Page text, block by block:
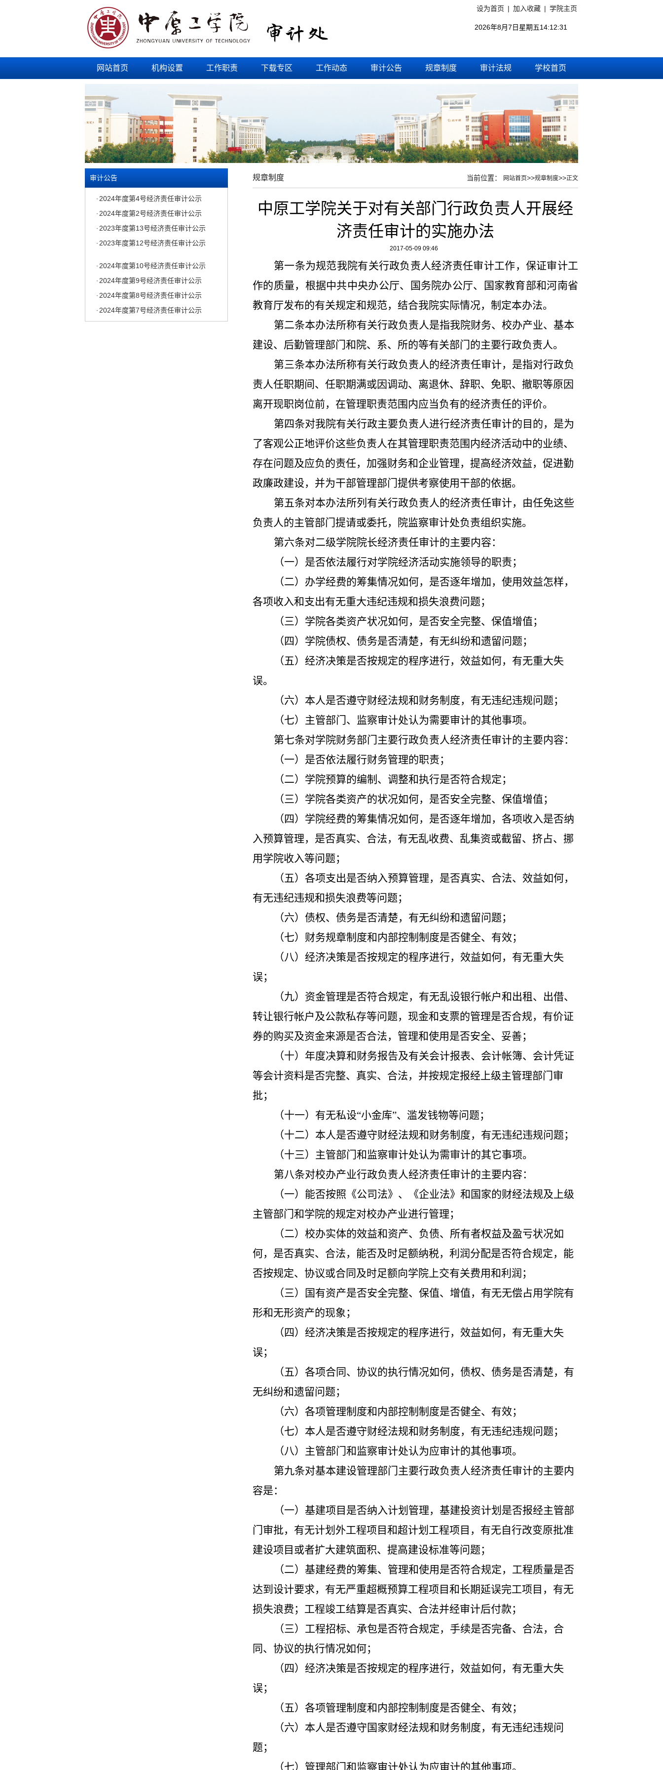
设为首页 | 加入收藏 | 学院主页
2026年8月7日星期五14:12:32
网站首页 机构设置 工作职责 下载专区 工作动态 审计公告 规章制度 审计法规 学校首页
审计公告
2024年度第10号经济责任审计公示
·2024年度第9号经济责任审计公示
2024年度第8号经济责任审计公示
2024年度第7号经济责任审计公示
·2024年度第6号经济责任审计公示
·2024年度第5号经济责任审计公示
·2024年度第4号经济责任审计公示
2024年度第2号经济责任审计公示
2023年度第13号经济责任审计公示
2023年度第12号经济责任审计公示
2024年度第10号经济责任审计公示
2024年度第9号经济责任审计公示
2024年度第8号经济责任审计公示
2024年度第7号经济责任审计公示
2024年度第6号经济责任审计公示
·2024年度第5号经济责任审计公示
规章制度 当前位置： 网站首页>>规章制度>>正文
中原工学院关于对有关部门行政负责人开展经
济责任审计的实施办法
2017-05-09 09:46
第一条为规范我院有关行政负责人经济责任审计工作，保证审计工
作的质量，根据中共中央办公厅、国务院办公厅、国家教育部和河南省
教育厅发布的有关规定和规范，结合我院实际情况，制定本办法。
第二条本办法所称有关行政负责人是指我院财务、校办产业、基本
建设、后勤管理部门和院、系、所的等有关部门的主要行政负责人。
第三条本办法所称有关行政负责人的经济责任审计，是指对行政负
责人任职期间、任职期满或因调动、离退休、辞职、免职、撤职等原因
离开现职岗位前，在管理职责范围内应当负有的经济责任的评价。
第四条对我院有关行政主要负责人进行经济责任审计的目的，是为
了客观公正地评价这些负责人在其管理职责范围内经济活动中的业绩、
存在问题及应负的责任，加强财务和企业管理，提高经济效益，促进勤
政廉政建设，并为干部管理部门提供考察使用干部的依据。
第五条对本办法所列有关行政负责人的经济责任审计，由任免这些
负责人的主管部门提请或委托，院监察审计处负责组织实施。
第六条对二级学院院长经济责任审计的主要内容：
（一）是否依法履行对学院经济活动实施领导的职责；
（二）办学经费的筹集情况如何，是否逐年增加，使用效益怎样，
各项收入和支出有无重大违纪违规和损失浪费问题；
（三）学院各类资产状况如何，是否安全完整、保值增值；
（四）学院债权、债务是否清楚，有无纠纷和遗留问题；
（五）经济决策是否按规定的程序进行，效益如何，有无重大失
误。
（六）本人是否遵守财经法规和财务制度，有无违纪违规问题；
（七）主管部门、监察审计处认为需要审计的其他事项。
第七条对学院财务部门主要行政负责人经济责任审计的主要内容：
（一）是否依法履行财务管理的职责；
（二）学院预算的编制、调整和执行是否符合规定；
（三）学院各类资产的状况如何，是否安全完整、保值增值；
（四）学院经费的筹集情况如何，是否逐年增加，各项收入是否纳
入预算管理，是否真实、合法，有无乱收费、乱集资或截留、挤占、挪
用学院收入等问题；
（五）各项支出是否纳入预算管理，是否真实、合法、效益如何，
有无违纪违规和损失浪费等问题；
（六）债权、债务是否清楚，有无纠纷和遗留问题；
（七）财务规章制度和内部控制制度是否健全、有效；
（八）经济决策是否按规定的程序进行，效益如何，有无重大失
误；
（九）资金管理是否符合规定，有无乱设银行帐户和出租、出借、
转让银行帐户及公款私存等问题，现金和支票的管理是否合规，有价证
券的购买及资金来源是否合法，管理和使用是否安全、妥善；
（十）年度决算和财务报告及有关会计报表、会计帐簿、会计凭证
等会计资料是否完整、真实、合法，并按规定报经上级主管理部门审
批；
（十一）有无私设“小金库”、滥发钱物等问题；
（十二）本人是否遵守财经法规和财务制度，有无违纪违规问题；
（十三）主管部门和监察审计处认为需审计的其它事项。
第八条对校办产业行政负责人经济责任审计的主要内容：
（一）能否按照《公司法》、《企业法》和国家的财经法规及上级
主管部门和学院的规定对校办产业进行管理；
（二）校办实体的效益和资产、负债、所有者权益及盈亏状况如
何，是否真实、合法，能否及时足额纳税，利润分配是否符合规定，能
否按规定、协议或合同及时足额向学院上交有关费用和利润；
（三）国有资产是否安全完整、保值、增值，有无无偿占用学院有
形和无形资产的现象；
（四）经济决策是否按规定的程序进行，效益如何，有无重大失
误；
（五）各项合同、协议的执行情况如何，债权、债务是否清楚，有
无纠纷和遗留问题；
（六）各项管理制度和内部控制制度是否健全、有效；
（七）本人是否遵守财经法规和财务制度，有无违纪违规问题；
（八）主管部门和监察审计处认为应审计的其他事项。
第九条对基本建设管理部门主要行政负责人经济责任审计的主要内
容是：
（一）基建项目是否纳入计划管理，基建投资计划是否报经主管部
门审批，有无计划外工程项目和超计划工程项目，有无自行改变原批准
建设项目或者扩大建筑面积、提高建设标准等问题；
（二）基建经费的筹集、管理和使用是否符合规定，工程质量是否
达到设计要求，有无严重超概预算工程项目和长期延误完工项目，有无
损失浪费；工程竣工结算是否真实、合法并经审计后付款；
（三）工程招标、承包是否符合规定，手续是否完备、合法，合
同、协议的执行情况如何；
（四）经济决策是否按规定的程序进行，效益如何，有无重大失
误；
（五）各项管理制度和内部控制制度是否健全、有效；
（六）本人是否遵守国家财经法规和财务制度，有无违纪违规问
题；
（七）管理部门和监察审计处认为应审计的其他事项。